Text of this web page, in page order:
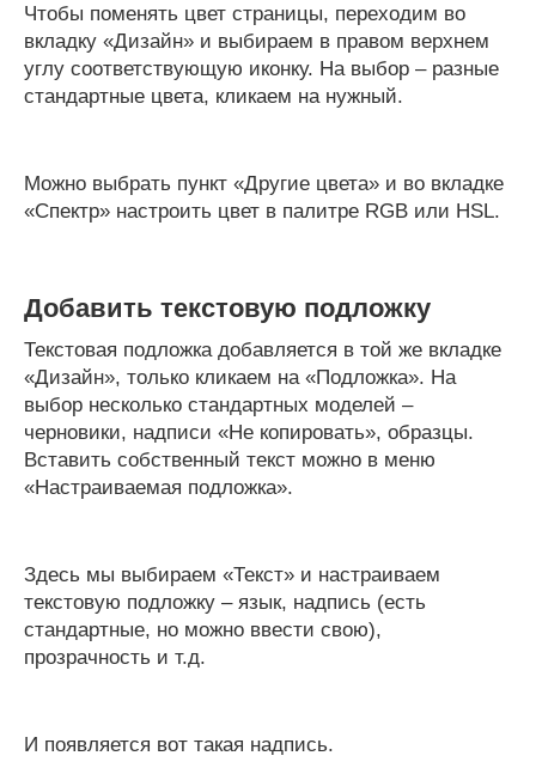
Чтобы поменять цвет страницы, переходим во
вкладку «Дизайн» и выбираем в правом верхнем
углу соответствующую иконку. На выбор – разные
стандартные цвета, кликаем на нужный.
Можно выбрать пункт «Другие цвета» и во вкладке
«Спектр» настроить цвет в палитре RGB или HSL.
Добавить текстовую подложку
Текстовая подложка добавляется в той же вкладке
«Дизайн», только кликаем на «Подложка». На
выбор несколько стандартных моделей –
черновики, надписи «Не копировать», образцы.
Вставить собственный текст можно в меню
«Настраиваемая подложка».
Здесь мы выбираем «Текст» и настраиваем
текстовую подложку – язык, надпись (есть
стандартные, но можно ввести свою),
прозрачность и т.д.
И появляется вот такая надпись.